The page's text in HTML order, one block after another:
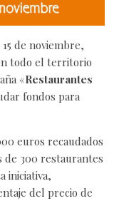
de noviembre,
todo el territorio
«Restaurantes
fondos para
euros recaudados
de 300 restaurantes
iniciativa,
del precio de